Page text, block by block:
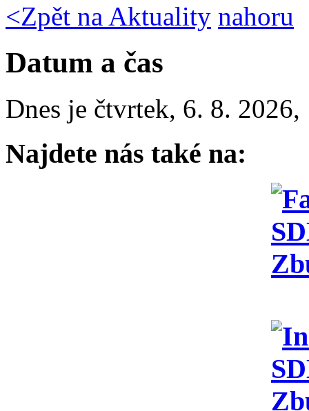
<Zpět na Aktuality nahoru
Datum a čas
Dnes je čtvrtek, 6. 8. 2026,
Najdete nás také na: